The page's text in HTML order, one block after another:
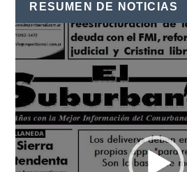
RESUMEN DE NOTICIAS
Reproductor
de
vídeo